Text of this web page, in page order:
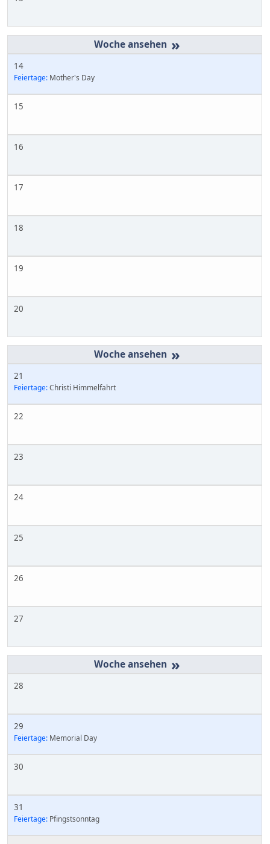
»
14
Feiertage: Mother's Day
15
16
17
18
19
20
»
21
Feiertage:Christi Himmelfahrt
22
23
24
25
26
27
»
28
29
Feiertage: Memorial Day
30
31
Feiertage: Pfingstsonntag